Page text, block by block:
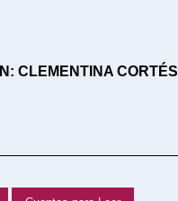
CLEMENTINA CORTÉS